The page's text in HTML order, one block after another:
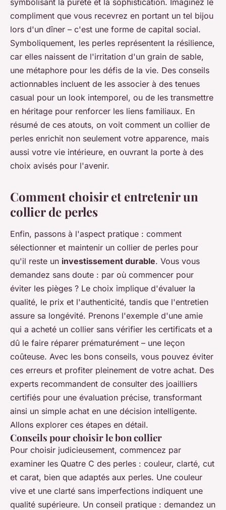
compliment que vous recevrez en portant un tel bijou
lors d'un dîner – c'est une forme de capital social.
Symboliquement, les perles représentent la résilience,
car elles naissent de l'irritation d'un grain de sable,
une métaphore pour les défis de la vie. Des conseils
actionnables incluent de les associer à des tenues
casual pour un look intemporel, ou de les transmettre
en héritage pour renforcer les liens familiaux. En
résumé de ces atouts, on voit comment un collier de
perles enrichit non seulement votre apparence, mais
aussi votre vie intérieure, en ouvrant la porte à des
choix avisés pour l'avenir.
Comment choisir et entretenir un
collier de perles
Enfin, passons à l'aspect pratique : comment
sélectionner et maintenir un collier de perles pour
qu'il reste un investissement durable. Vous vous
demandez sans doute : par où commencer pour
éviter les pièges ? Le choix implique d'évaluer la
qualité, le prix et l'authenticité, tandis que l'entretien
assure sa longévité. Prenons l'exemple d'une amie
qui a acheté un collier sans vérifier les certificats et a
dû le faire réparer prématurément – une leçon
coûteuse. Avec les bons conseils, vous pouvez éviter
ces erreurs et profiter pleinement de votre achat. Des
experts recommandent de consulter des joailliers
certifiés pour une évaluation précise, transformant
ainsi un simple achat en une décision intelligente.
Allons explorer ces étapes en détail.
Conseils pour choisir le bon collier
Pour choisir judicieusement, commencez par
examiner les Quatre C des perles : couleur, clarté, cut
et carat, bien que adaptés aux perles. Une couleur
vive et une clarté sans imperfections indiquent une
qualité supérieure. Un conseil pratique : demandez un